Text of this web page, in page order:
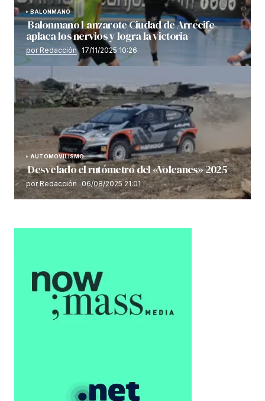
BALONMANO
Balonmano Lanzarote Ciudad de Arrecife
aplaca los nervios y logra la victoria
por Redacción 17/11/2025 10:26
AUTOMOVILISMO
Desvelado el rutómetro del «Volcanes» 2025
por Redacción 06/08/2025 21:01